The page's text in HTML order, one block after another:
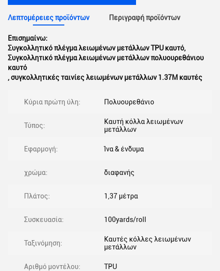
Λεπτομέρειες προϊόντων Περιγραφή προϊόντων
Επισημαίνω:
Συγκολλητικό πλέγμα λειωμένων μετάλλων TPU καυτό,
Συγκολλητικό πλέγμα λειωμένων μετάλλων πολυουρεθάνιου
καυτό
,συγκολλητικές ταινίες λειωμένων μετάλλων 1.37M καυτές
Κύρια πρώτη ύλη: Πολυουρεθάνιο
Τύπος:
Καυτή κόλλα λειωμένων
μετάλλων
Εφαρμογή: Ίνα & ένδυμα
χρώμα: διαφανής
Πλάτος: 1,37 μέτρα
Συσκευασία: 100yards/roll
Ταξινόμηση:
Καυτές κόλλες λειωμένων
μετάλλων
Αριθμό μοντέλου: TPU